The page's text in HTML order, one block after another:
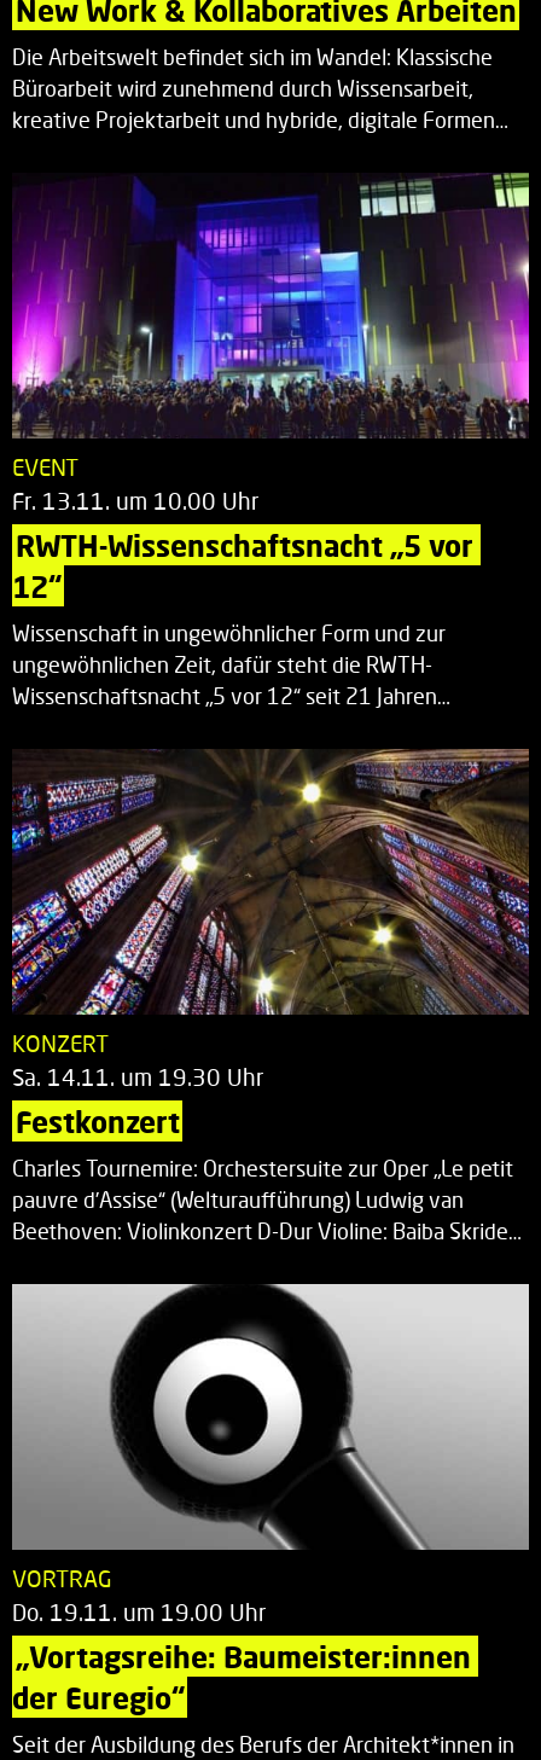
New Work & Kollaboratives Arbeiten
Die Arbeitswelt befindet sich im Wandel: Klassische
Büroarbeit wird zunehmend durch Wissensarbeit,
kreative Projektarbeit und hybride, digitale Formen…
EVENT
Fr. 13.11. um 10.00 Uhr
RWTH-Wissenschaftsnacht „5 vor
12“
Wissenschaft in ungewöhnlicher Form und zur
ungewöhnlichen Zeit, dafür steht die RWTH-
Wissenschaftsnacht „5 vor 12“ seit 21 Jahren…
KONZERT
Sa. 14.11. um 19.30 Uhr
Festkonzert
Charles Tournemire: Orchestersuite zur Oper „Le petit
pauvre d’Assise“ (Welturaufführung) Ludwig van
Beethoven: Violinkonzert D-Dur Violine: Baiba Skride…
VORTRAG
Do. 19.11. um 19.00 Uhr
„Vortagsreihe: Baumeister:innen
der Euregio“
Seit der Ausbildung des Berufs der Architekt*innen in